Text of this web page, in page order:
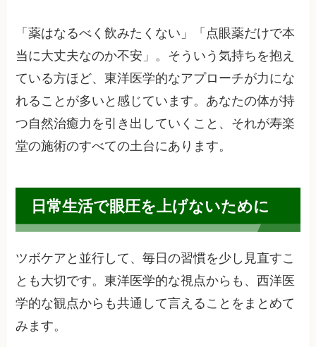
「薬はなるべく飲みたくない」「点眼薬だけで本
当に大丈夫なのか不安」。そういう気持ちを抱え
ている方ほど、東洋医学的なアプローチが力にな
れることが多いと感じています。あなたの体が持
つ自然治癒力を引き出していくこと、それが寿楽
堂の施術のすべての土台にあります。
日常生活で眼圧を上げないために
ツボケアと並行して、毎日の習慣を少し見直すこ
とも大切です。東洋医学的な視点からも、西洋医
学的な観点からも共通して言えることをまとめて
みます。